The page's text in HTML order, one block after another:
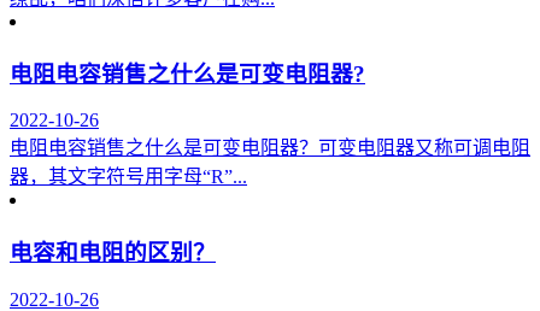
电阻电容销售之什么是可变电阻器?
2022-10-26
电阻电容销售之什么是可变电阻器？可变电阻器又称可调电阻
器，其文字符号用字母“R”...
电容和电阻的区别？
2022-10-26